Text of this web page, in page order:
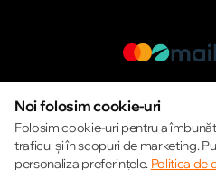
© 2013 –
Noi folosim cookie-uri
Folosim cookie-uri pentru a
traficul și în scopuri de marketing.
personaliza preferințele. Politica de